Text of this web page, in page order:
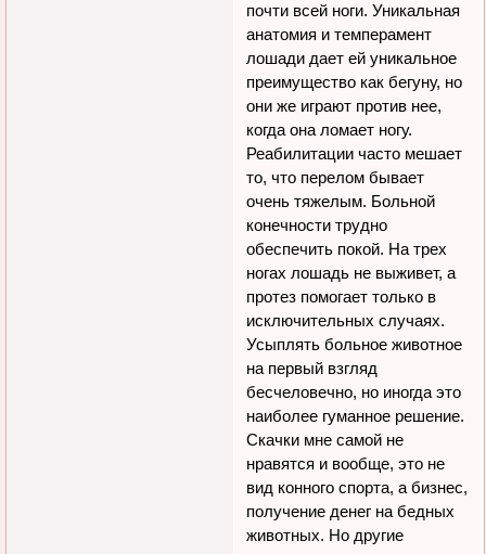
почти всей ноги. Уникальная
анатомия и темперамент
лошади дает ей уникальное
преимущество как бегуну, но
они же играют против нее,
когда она ломает ногу.
Реабилитации часто мешает
то, что перелом бывает
очень тяжелым. Больной
конечности трудно
обеспечить покой. На трех
ногах лошадь не выживет, а
протез помогает только в
исключительных случаях.
Усыплять больное животное
на первый взгляд
бесчеловечно, но иногда это
наиболее гуманное решение.
Скачки мне самой не
нравятся и вообще, это не
вид конного спорта, а бизнес,
получение денег на бедных
животных. Но другие